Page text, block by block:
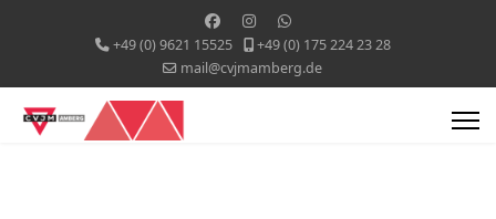
+49 (0) 9621 15525
+49 (0) 175 224 23 28
mail@cvjmamberg.de